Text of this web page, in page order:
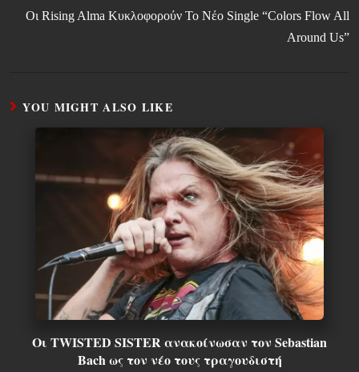
Οι Rising Alma Κυκλοφορούν Το Νέο Single “Colors Flow All
Around Us”
YOU MIGHT ALSO LIKE
Οι TWISTED SISTER ανακοίνωσαν τον Sebastian
Bach ως τον νέο τους τραγουδιστή